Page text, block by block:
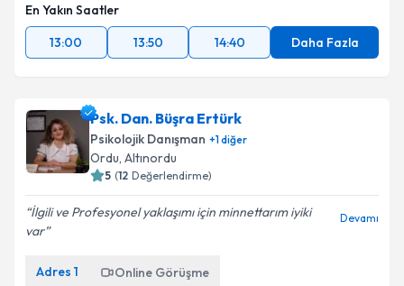
En Yakın Saatler
13:00
13:50 14:40 Daha Fazla
Psk. Dan. Büşra Ertürk
Psikolojik Danışman +1diğer
Ordu, Altınordu
5 (12 Değerlendirme)
İlgili ve Profesyonel yaklaşımı için minnettarım iyiki
var
Devamı
Adres 1 Online Görüşme